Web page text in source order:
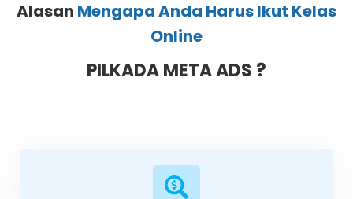
Alasan Mengapa Anda Harus Ikut Kelas
Online
PILKADA META ADS ?